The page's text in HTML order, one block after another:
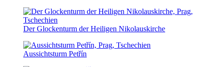
Der Glockenturm der Heiligen Nikolauskirche
Aussichtsturm Petřín